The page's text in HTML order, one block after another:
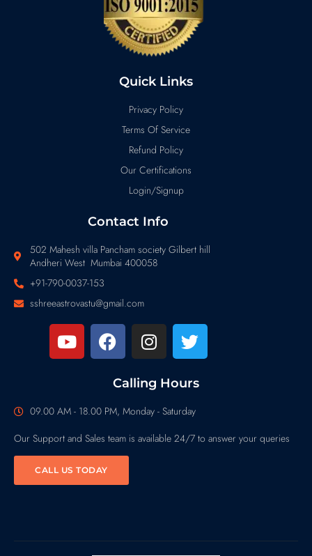
Quick Links
Privacy Policy
Terms Of Service
Refund Policy
Our Certifications
Login/Signup
Contact Info
502 Mahesh villa Pancham society Gilbert hill
Andheri West Mumbai 400058
+91-790-0037-153
sshreeastrovastu@gmail.com
Calling Hours
09.00 AM - 18.00 PM, Monday - Saturday
Our Support and Sales team is available 24/7 to answer your queries
CALL US TODAY